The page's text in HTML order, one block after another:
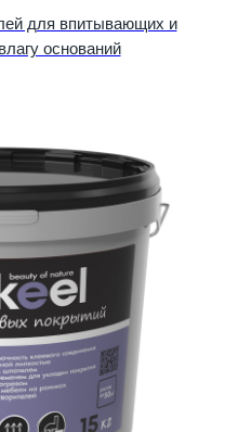
для впитывающих и
оснований